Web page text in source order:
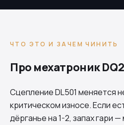
ЧТО ЭТО И ЗАЧЕМ ЧИНИТЬ
Про мехатроник
СцеплениеDL501 меняется
критическом износе. Если
дёрганье на 1-2, запах гари